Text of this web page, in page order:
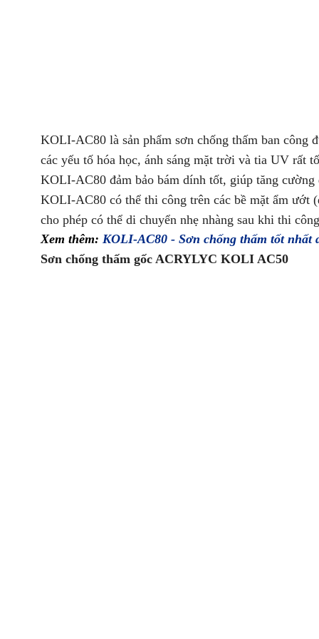
KOLI-AC80 là sản phẩm sơn chống thấm ban công
các yếu tố hóa học, ánh sáng mặt trời và tia UV rất
KOLI-AC80 đảm bảo bám dính tốt, giúp tăng
KOLI-AC80 có thể thi công trên các bề mặt ẩm ướt
cho phép có thể di chuyển nhẹ nhàng sau khi thi
Xem thêm: KOLI-AC80 - Sơn chống thấm tốt nhất
Sơn chống thấm gốc ACRYLYC KOLI AC50